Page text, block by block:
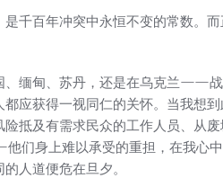
千百年冲突中永恒不变的常数。
、缅甸、苏丹，还是在乌克兰——
都应获得一视同仁的关怀。当我
抵及有需求民众的工作人员、从
们身上难以承受的重担，在我心
人道便危在旦夕。